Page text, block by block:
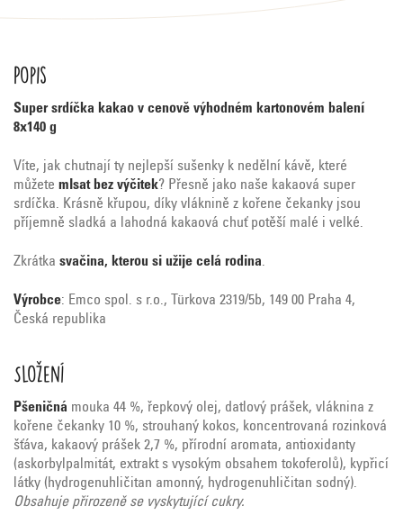
Popis
Super srdíčka kakao v cenově výhodném kartonovém balení
8x140 g
Víte, jak chutnají ty nejlepší sušenky k nedělní kávě, které
můžete mlsat bez výčitek? Přesně jako naše kakaová super
srdíčka. Krásně křupou, díky vláknině z kořene čekanky jsou
příjemně sladká a lahodná kakaová chuť potěší malé i velké.
Zkrátka svačina, kterou si užije celá rodina.
Výrobce: Emco spol. s r.o., Türkova 2319/5b, 149 00 Praha 4,
Česká republika
Složení
Pšeničná mouka 44 %, řepkový olej, datlový prášek, vláknina z
kořene čekanky 10 %, strouhaný kokos, koncentrovaná rozinková
šťáva, kakaový prášek 2,7 %, přírodní aromata, antioxidanty
(askorbylpalmitát, extrakt s vysokým obsahem tokoferolů), kypřicí
látky (hydrogenuhličitan amonný, hydrogenuhličitan sodný).
Obsahuje přirozeně se vyskytující cukry.